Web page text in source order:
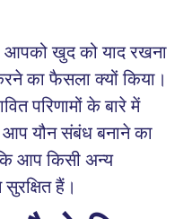
आपको खुद को याद रखना
का फैसला क्यों किया।
परिणामों के बारे में
यौन संबंध बनाने का
आप किसी अन्य
हैं।